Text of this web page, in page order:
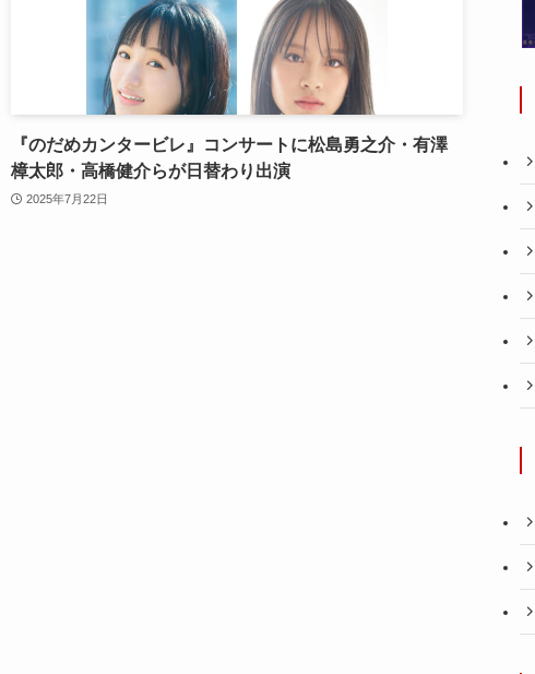
『のだめカンタービレ』コンサートに松島勇之介・有澤
樟太郎・高橋健介らが日替わり出演
2025年7月22日